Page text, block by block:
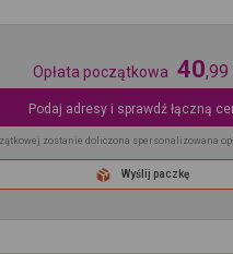
Opłata początkowa 40,99
Podaj adresy i sprawdź łączną
zostanie doliczona spersonalizowana
Wyślij paczkę